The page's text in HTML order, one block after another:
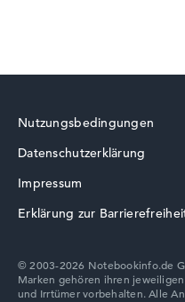
Lenovo
Nutzungsbedingungen
Datenschutzerklärung
Impressum
Erklärung zur
© 2003-2026 Notebookinfo.de
Marken gehören ihren
und Irrtümer vorbehalten. Alle